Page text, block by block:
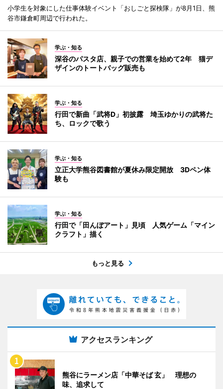
小学生を対象にした仕事体験イベント「おしごと探検隊」が8月1日、熊
谷市鎌倉町周辺で行われた。
学ぶ・知る
深谷のパスタ店、親子での営業を始めて2年 猫デ
ザインのトートバッグ販売も
学ぶ・知る
行田で新曲「武将D」初披露 埼玉ゆかりの武将た
ち、ロックで歌う
学ぶ・知る
立正大学熊谷図書館が夏休み限定開放 3Dペン体
験も
学ぶ・知る
行田で「田んぼアート」見頃 人気ゲーム「マイン
クラフト」描く
もっと見る
アクセスランキング
熊谷にラーメン店「中華そば 玄」 理想の
味、追求して